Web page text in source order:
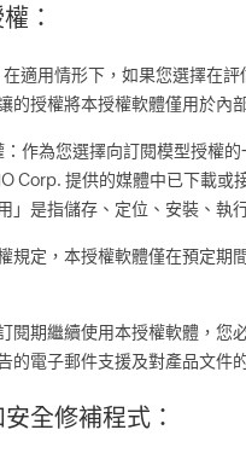
：
適用情形下，如果您選擇在
的授權將本授權軟體僅用於內
作為您選擇向訂閱模型授權
Corp. 提供的媒體中已下載或
」是指儲存、定位、安裝、執
規定，本授權軟體僅在預定期
閱期繼續使用本授權軟體，您
的電子郵件支援及對產品文件
全修補程式：